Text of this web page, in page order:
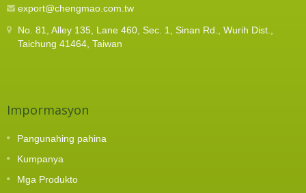
export@chengmao.com.tw
No. 81, Alley 135, Lane 460, Sec. 1, Sinan Rd., Wurih Dist.,
Taichung 41464, Taiwan
Impormasyon
Pangunahing pahina
Kumpanya
Mga Produkto